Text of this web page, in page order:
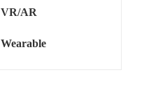
VR/AR
Wearable